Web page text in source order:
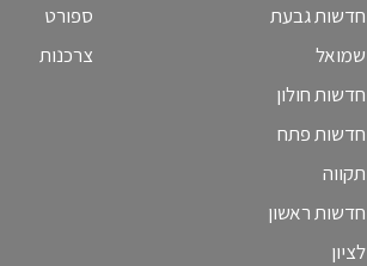
חדשות גבעת
שמואל
חדשות חולון
חדשות פתח
תקווה
חדשות ראשון
לציון
ספורט
צרכנות